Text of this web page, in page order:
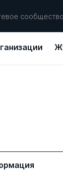
сообщество